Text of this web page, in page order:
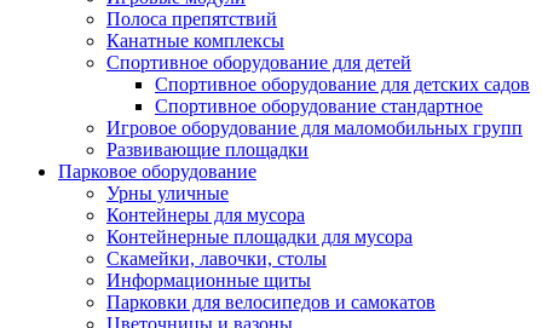
Полоса препятствий
Канатные комплексы
Спортивное оборудование для детей
Спортивное оборудование для детских садов
Спортивное оборудование стандартное
Игровое оборудование для маломобильных групп
Развивающие площадки
Парковое оборудование
Урны уличные
Контейнеры для мусора
Контейнерные площадки для мусора
Скамейки, лавочки, столы
Информационные щиты
Парковки для велосипедов и самокатов
Цветочницы и вазоны